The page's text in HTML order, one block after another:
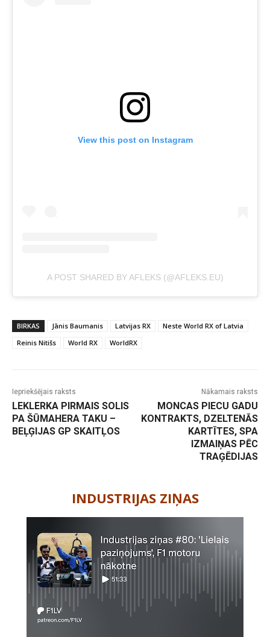
View this post on Instagram
A POST SHARED BY AFLEKS (@AFLEKS.EU)
BIRKAS Jānis Baumanis Latvijas RX
Neste World RX of Latvia
Reinis Nitišs
World RX WorldRX
Iepriekšējais raksts
LEKLERKA PIRMAIS SOLIS
PA ŠŪMAHERA TAKU –
BEĻĢIJAS GP SKAITĻOS
Nākamais raksts
MONCAS PIECU GADU
KONTRAKTS, DZELTENĀS
KARTĪTES, SPA
IZMAIŅAS PĒC
TRAĢĒDIJAS
INDUSTRIJAS ZIŅAS